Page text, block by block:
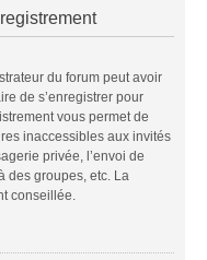
du forum peut avoir
de s’enregistrer pour
vous permet de
inaccessibles aux invités
privée, l’envoi de
des groupes, etc. La
conseillée.